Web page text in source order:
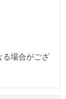
行できる）
いる
as
る場合がござ